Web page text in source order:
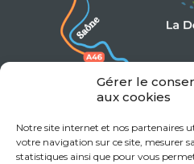
Gérer le
aux cookies
Notre site internet et nos partenaires
votre navigation sur ce site, mesurer
statistiques ainsi que pour vous